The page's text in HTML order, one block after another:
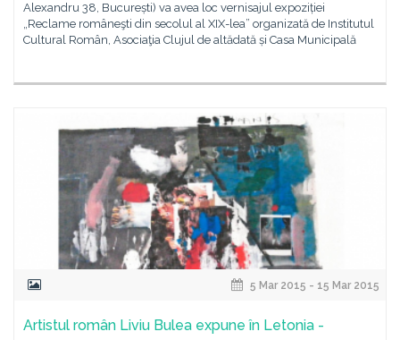
Alexandru 38, București) va avea loc vernisajul expoziției
„Reclame româneşti din secolul al XIX-lea” organizată de Institutul
Cultural Român, Asociaţia Clujul de altădată și Casa Municipală
5 Mar 2015 - 15 Mar 2015
Artistul român Liviu Bulea expune în Letonia -